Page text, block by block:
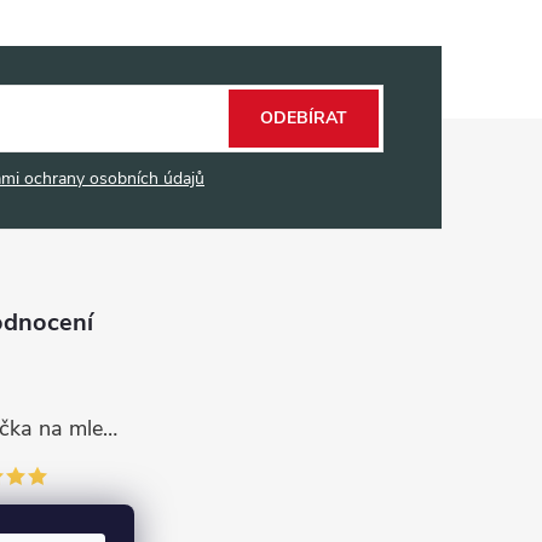
ochrany osobních údajů
ODEBÍRAT
Dávkovací lžička na mletou kávu 53132C8134